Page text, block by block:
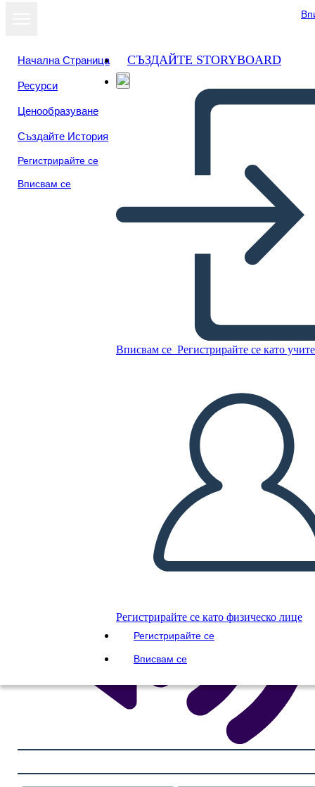
Начална Страница
Ресурси
Ценообразуване
Създайте История
Регистрирайте се
Вписвам се
СЪЗДАЙТЕ STORYBOARD
Вписвам се Регистрирайте се като
Регистрирайте се като физическо лице
Регистрирайте се
Вписвам се
СЪЗДАЙТЕ СЦЕНАРИЙ
ПУСКАНЕ НА СЛАЙДШОУ
ЧЕТИ МИ
Преглед като
слайдшоу